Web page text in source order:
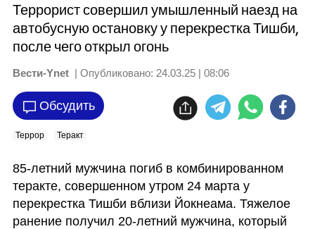
Террорист совершил умышленный наезд на
автобусную остановку у перекрестка Тишби,
после чего открыл огонь
Вести-Ynet | Опубликовано: 24.03.25 | 08:06
Обсудить
Террор Теракт
85-летний мужчина погиб в комбинированном
теракте, совершенном утром 24 марта у
перекрестка Тишби вблизи Йокнеама. Тяжелое
ранение получил 20-летний мужчина, который